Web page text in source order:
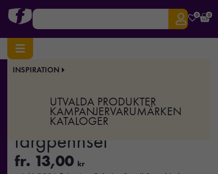
0 0
INSPIRATION
UTVALDA PRODUKTER
KAMPANJERVARUMÄRKEN
KATALOGER
Hem/Fritid/Spel & Lek
Micki GRS infinity 6 st
färgpennset
fr. 13,00 kr